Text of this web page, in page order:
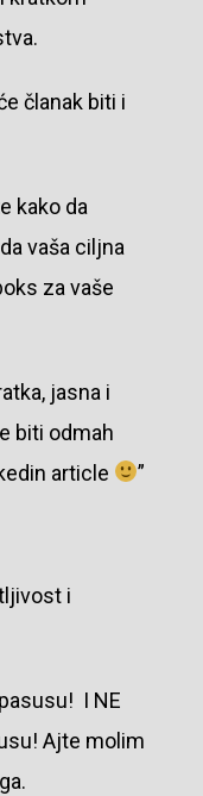
članak biti i
kako da
vaša ciljna
za vaše
jasna i
biti odmah
article
”
i
I NE
Ajte molim